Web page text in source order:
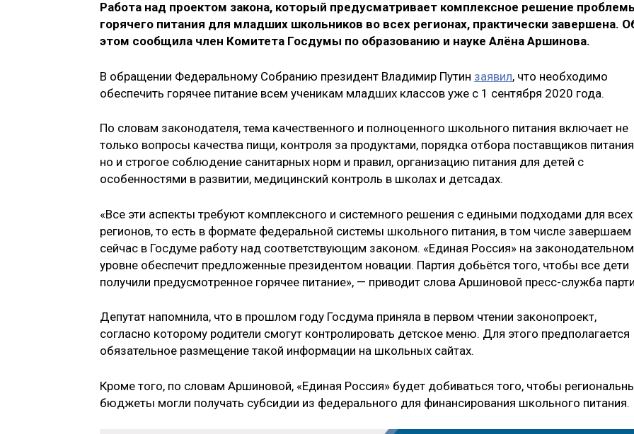
Работа над проектом закона, который предусматривает комплексное решение
горячего питания для младших школьников во всех регионах, практически завершена.
этом сообщила член Комитета Госдумы по образованию и науке Алёна Аршинова.
В обращении Федеральному Собранию президент Владимир Путин заявил, что необходимо
обеспечить горячее питание всем ученикам младших классов уже с 1 сентября 2020 года.
По словам законодателя, тема качественного и полноценного школьного питания включает не
только вопросы качества пищи, контроля за продуктами, порядка отбора поставщиков
но и строгое соблюдение санитарных норм и правил, организацию питания для детей с
особенностями в развитии, медицинский контроль в школах и детсадах.
«Все эти аспекты требуют комплексного и системного решения с едиными подходами для всех
регионов, то есть в формате федеральной системы школьного питания, в том числе завершаем
сейчас в Госдуме работу над соответствующим законом. «Единая Россия» на законодательном
уровне обеспечит предложенные президентом новации. Партия добьётся того, чтобы все дети
получили предусмотренное горячее питание», — приводит слова Аршиновой пресс-служба
Депутат напомнила, что в прошлом году Госдума приняла в первом чтении законопроект,
согласно которому родители смогут контролировать детское меню. Для этого предполагается
обязательное размещение такой информации на школьных сайтах.
Кроме того, по словам Аршиновой, «Единая Россия» будет добиваться того, чтобы
бюджеты могли получать субсидии из федерального для финансирования школьного питания.